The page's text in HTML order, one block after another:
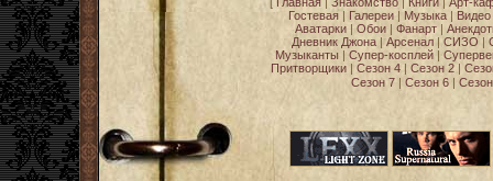
Гостевая | Галереи | Музыка | Видео
Аватарки | Обои | Фанарт |
Дневник Джона| Арсенал| СИЗО |
Музыканты | Супер-косплей |
Притворщики | Сезон 4 | Сезон 2 |
Сезон 7| Сезон 6|